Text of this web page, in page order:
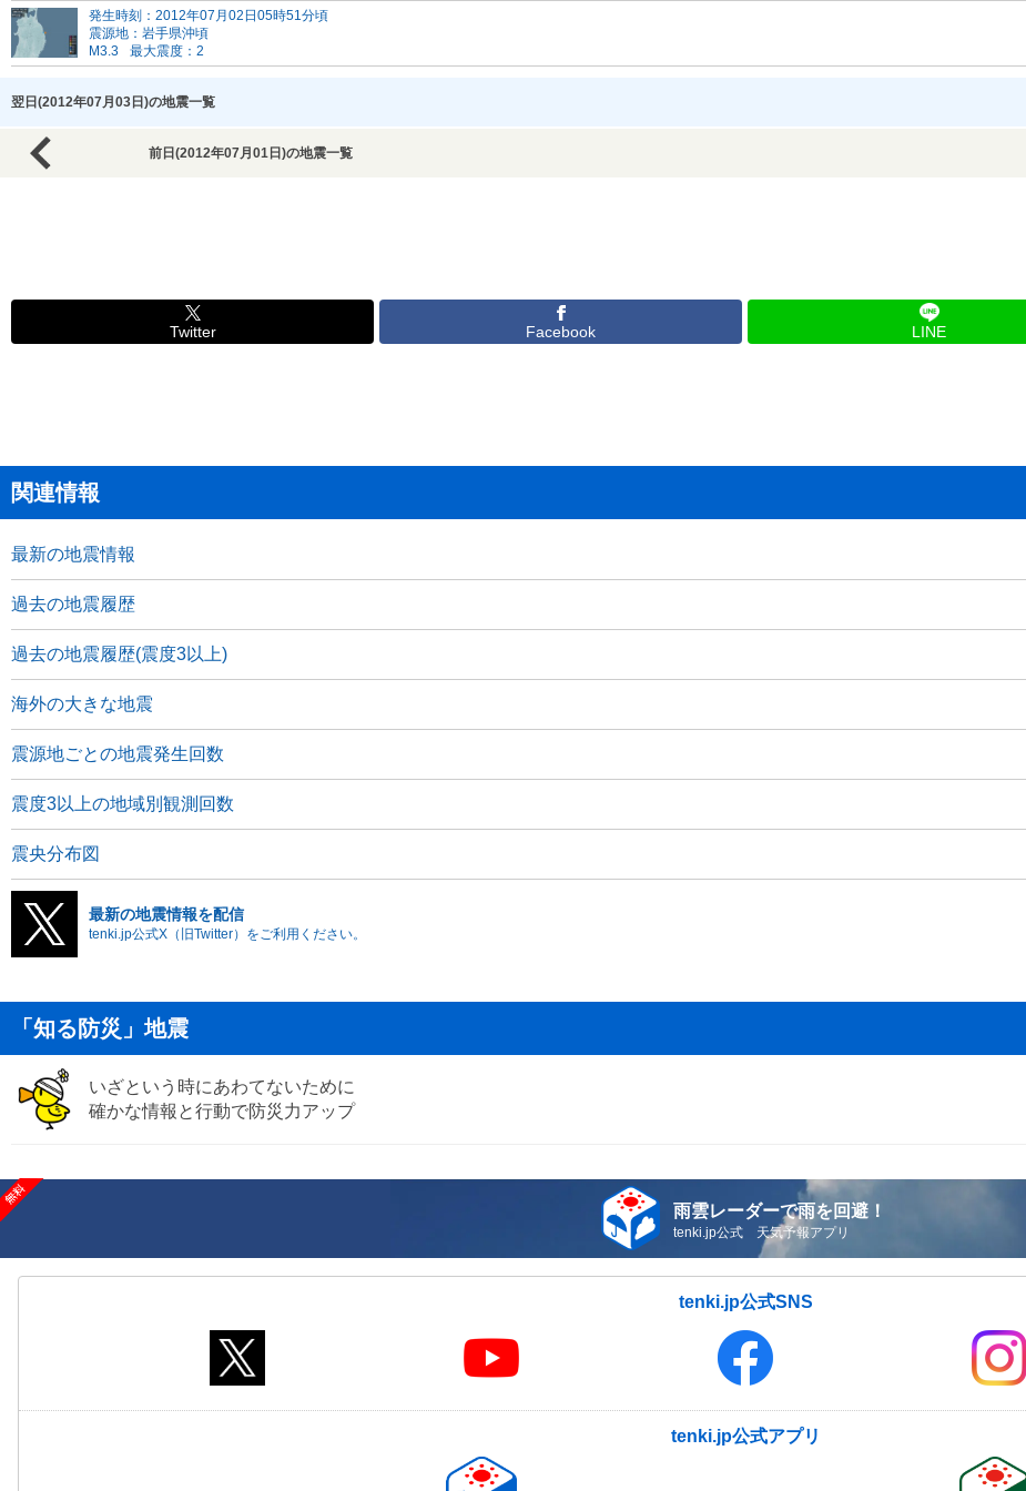
発生時刻：2012年07月02日05時51分頃
震源地：岩手県沖頃
M3.3
最大震度：2
翌日(2012年07月03日)の地震一覧
前日(2012年07月01日)の地震一覧
Twitter Facebook LINE
関連情報
最新の地震情報
過去の地震履歴
過去の地震履歴(震度3以上)
海外の大きな地震
震源地ごとの地震発生回数
震度3以上の地域別観測回数
震央分布図
最新の地震情報を配信
tenki.jp公式X（旧Twitter）をご利用ください。
「知る防災」地震
いざという時にあわてないために
確かな情報と行動で防災力アップ
雨雲レーダーで雨を回避！
tenki.jp公式 天気予報アプリ
tenki.jp公式SNS
tenki.jp公式アプリ